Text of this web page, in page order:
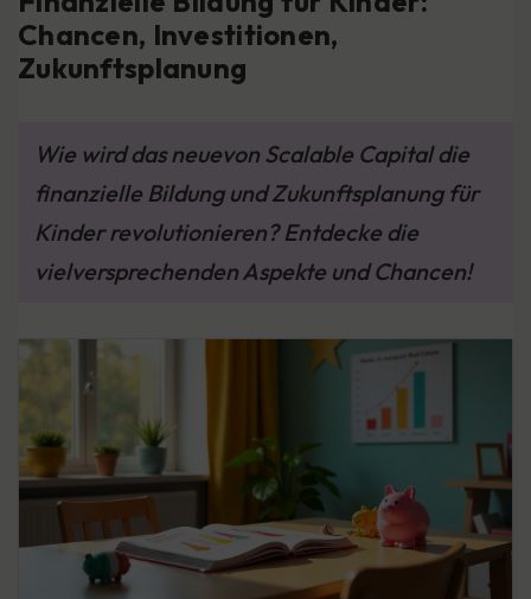
Chancen, Investitionen,
Zukunftsplanung
Wie wird das neuevon Scalable Capital die
finanzielle Bildung und Zukunftsplanung für
Kinder revolutionieren? Entdecke die
vielversprechenden Aspekte und Chancen!